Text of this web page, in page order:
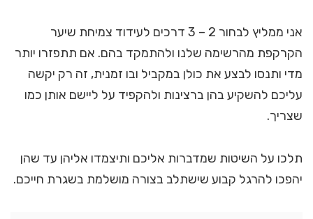
אני ממליץ לבחור 2 – 3 דרכים לעידוד צמיחת שיער
הקרקפת מהרשימה שלנו ולהתמקד בהם. אם תתפזרו יותר
מדי ותנסו לבצע את כולן במקביל ובו זמנית, זה רק יקשה
עליכם להשקיע בהן ברצינות ולהקפיד על ליישם אותן כמו
שצריך.
תלכו על השיטות שמדברות אליכם ותיצמדו אליהן עד שהן
יהפכו להרגל קבוע שישתלב בצורה מושלמת בשגרת חייכם.